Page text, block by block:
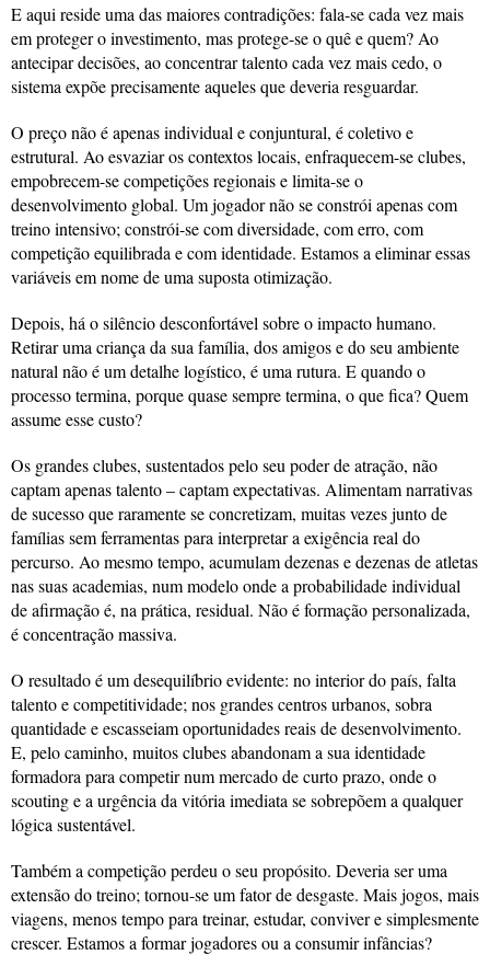
E aqui reside uma das maiores contradições: fala-se cada vez mais
em proteger o investimento, mas protege-se o quê e quem? Ao
antecipar decisões, ao concentrar talento cada vez mais cedo, o
sistema expõe precisamente aqueles que deveria resguardar.
O preço não é apenas individual e conjuntural, é coletivo e
estrutural. Ao esvaziar os contextos locais, enfraquecem-se clubes,
empobrecem-se competições regionais e limita-se o
desenvolvimento global. Um jogador não se constrói apenas com
treino intensivo; constrói-se com diversidade, com erro, com
competição equilibrada e com identidade. Estamos a eliminar essas
variáveis em nome de uma suposta otimização.
Depois, há o silêncio desconfortável sobre o impacto humano.
Retirar uma criança da sua família, dos amigos e do seu ambiente
natural não é um detalhe logístico, é uma rutura. E quando o
processo termina, porque quase sempre termina, o que fica? Quem
assume esse custo?
Os grandes clubes, sustentados pelo seu poder de atração, não
captam apenas talento – captam expectativas. Alimentam narrativas
de sucesso que raramente se concretizam, muitas vezes junto de
famílias sem ferramentas para interpretar a exigência real do
percurso. Ao mesmo tempo, acumulam dezenas e dezenas de atletas
nas suas academias, num modelo onde a probabilidade individual
de afirmação é, na prática, residual. Não é formação personalizada,
é concentração massiva.
O resultado é um desequilíbrio evidente: no interior do país, falta
talento e competitividade; nos grandes centros urbanos, sobra
quantidade e escasseiam oportunidades reais de desenvolvimento.
E, pelo caminho, muitos clubes abandonam a sua identidade
formadora para competir num mercado de curto prazo, onde o
scouting e a urgência da vitória imediata se sobrepõem a qualquer
lógica sustentável.
Também a competição perdeu o seu propósito. Deveria ser uma
extensão do treino; tornou-se um fator de desgaste. Mais jogos, mais
viagens, menos tempo para treinar, estudar, conviver e simplesmente
crescer. Estamos a formar jogadores ou a consumir infâncias?